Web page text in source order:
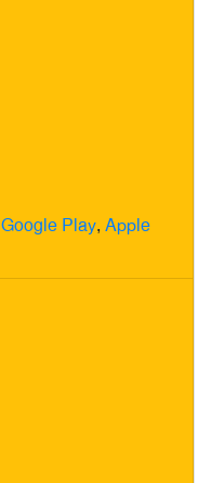
Google Play, Apple